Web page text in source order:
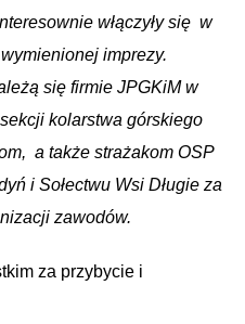
włączyły się w
imprezy.
się firmie JPGKiM w
kolarstwa górskiego
a także strażakom OSP
i Sołectwu Wsi Długie za
zawodów.
za przybycie i